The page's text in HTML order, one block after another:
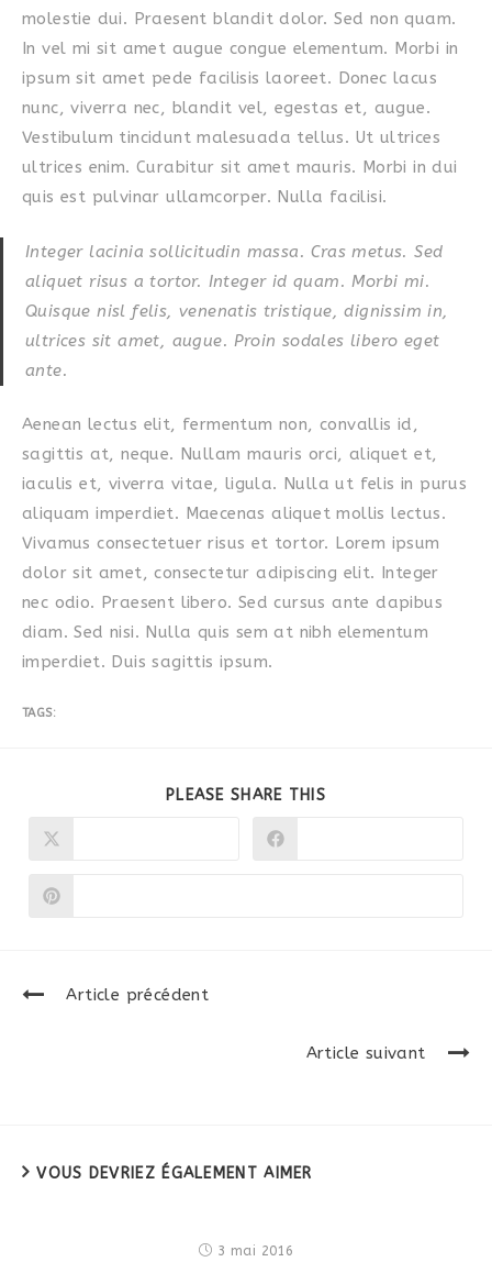
molestie dui. Praesent blandit dolor. Sed non quam.
In vel mi sit amet augue congue elementum. Morbi in
ipsum sit amet pede facilisis laoreet. Donec lacus
nunc, viverra nec, blandit vel, egestas et, augue.
Vestibulum tincidunt malesuada tellus. Ut ultrices
ultrices enim. Curabitur sit amet mauris. Morbi in dui
quis est pulvinar ullamcorper. Nulla facilisi.
Integer lacinia sollicitudin massa. Cras metus. Sed
aliquet risus a tortor. Integer id quam. Morbi mi.
Quisque nisl felis, venenatis tristique, dignissim in,
ultrices sit amet, augue. Proin sodales libero eget
ante.
Aenean lectus elit, fermentum non, convallis id,
sagittis at, neque. Nullam mauris orci, aliquet et,
iaculis et, viverra vitae, ligula. Nulla ut felis in purus
aliquam imperdiet. Maecenas aliquet mollis lectus.
Vivamus consectetuer risus et tortor. Lorem ipsum
dolor sit amet, consectetur adipiscing elit. Integer
nec odio. Praesent libero. Sed cursus ante dapibus
diam. Sed nisi. Nulla quis sem at nibh elementum
imperdiet. Duis sagittis ipsum.
TAGS:
PLEASE SHARE THIS
Continuer
Article précédent
Article suivant
VOUS DEVRIEZ ÉGALEMENT AIMER
3 mai 2016